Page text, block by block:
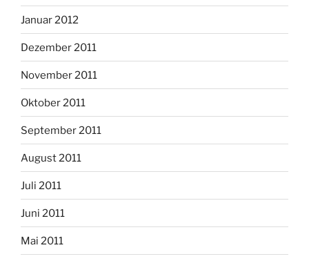
Januar 2012
Dezember 2011
November 2011
Oktober 2011
September 2011
August 2011
Juli 2011
Juni 2011
Mai 2011